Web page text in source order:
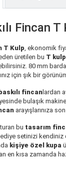
Fincan T
T Kulp, ekonomik
üretilen bu T
80 mm
için şık bir
baskılı fincan lardan
bulaşık
arayışlarınıza
bu tasarım
setinizi kendiniz
kişiye özel kupa
en kısa zamanda